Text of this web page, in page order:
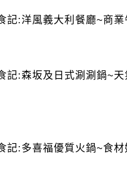
記:洋風義大利餐廳~商
記:森坂及日式涮涮鍋~天
記:多喜福優質火鍋~食材